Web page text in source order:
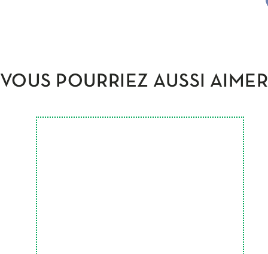
VOUS POURRIEZ AUSSI AIMER